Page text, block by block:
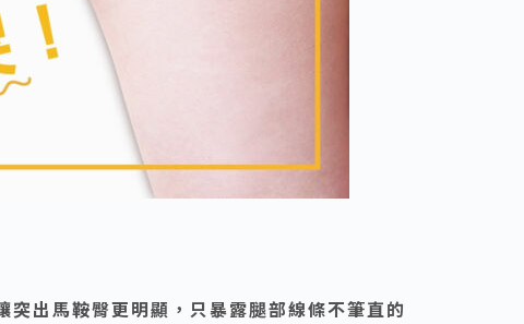
突出馬鞍臀更明顯，只暴露腿部線條不筆直的